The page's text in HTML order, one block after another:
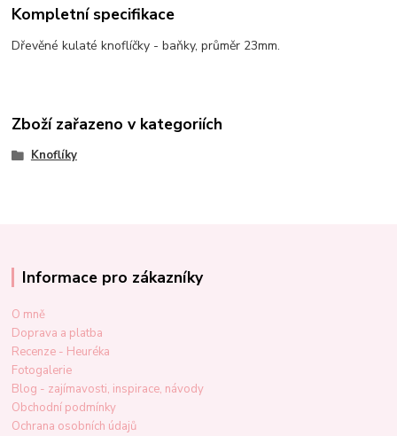
Kompletní specifikace
Dřevěné kulaté knoflíčky - baňky, průměr 23mm.
Zboží zařazeno v kategoriích
Knoflíky
Informace pro zákazníky
O mně
Doprava a platba
Recenze - Heuréka
Fotogalerie
Blog - zajímavosti, inspirace, návody
Obchodní podmínky
Ochrana osobních údajů